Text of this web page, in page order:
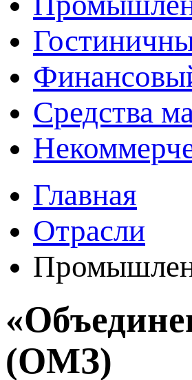
Средства
Главная
Отрасли
(ОМЗ)